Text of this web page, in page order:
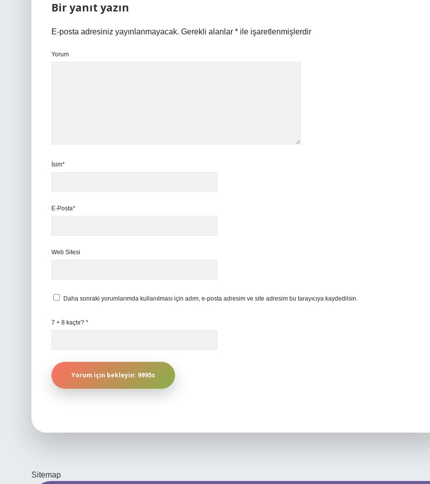
Bir yanıt yazın
E-posta adresiniz yayınlanmayacak. Gerekli alanlar * ile işaretlenmişlerdir
Yorum
İsim*
E-Posta*
Web Sitesi
Daha sonraki yorumlarımda kullanılması için adım, e-posta adresim ve site adresim bu tarayıcıya kaydedilsin.
7 + 8 kaçtır? *
Sitemap